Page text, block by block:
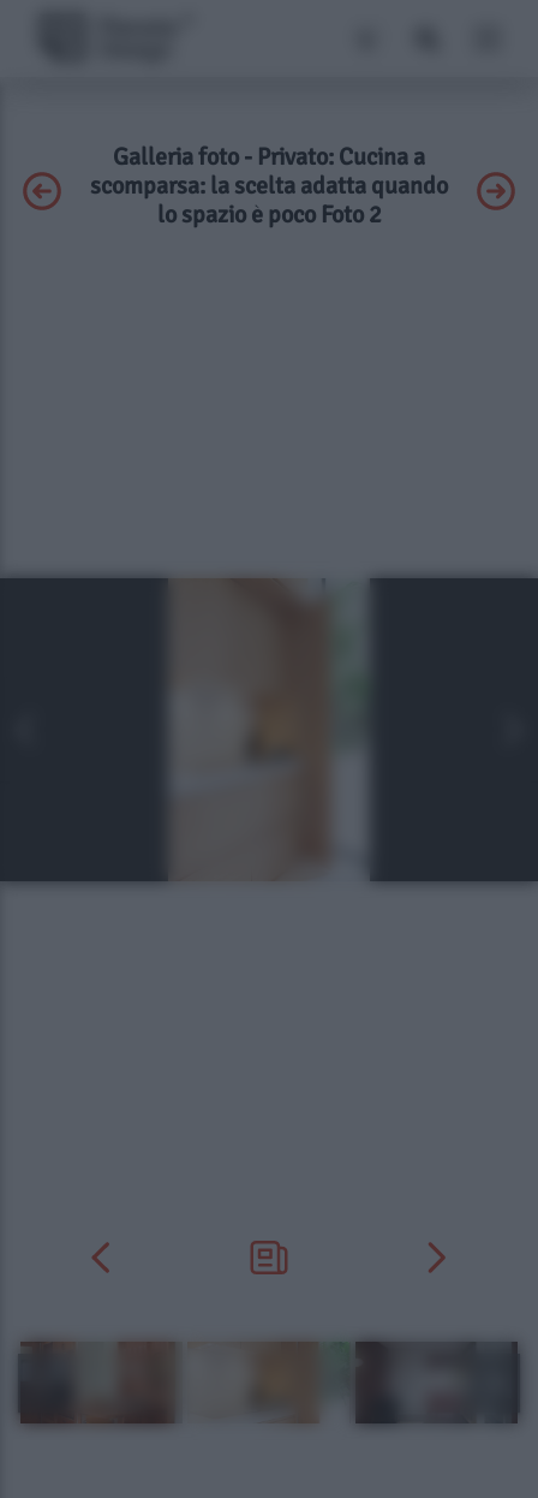
Galleria foto - Privato: Cucina a
scomparsa: la scelta adatta quando
lo spazio è poco Foto 2